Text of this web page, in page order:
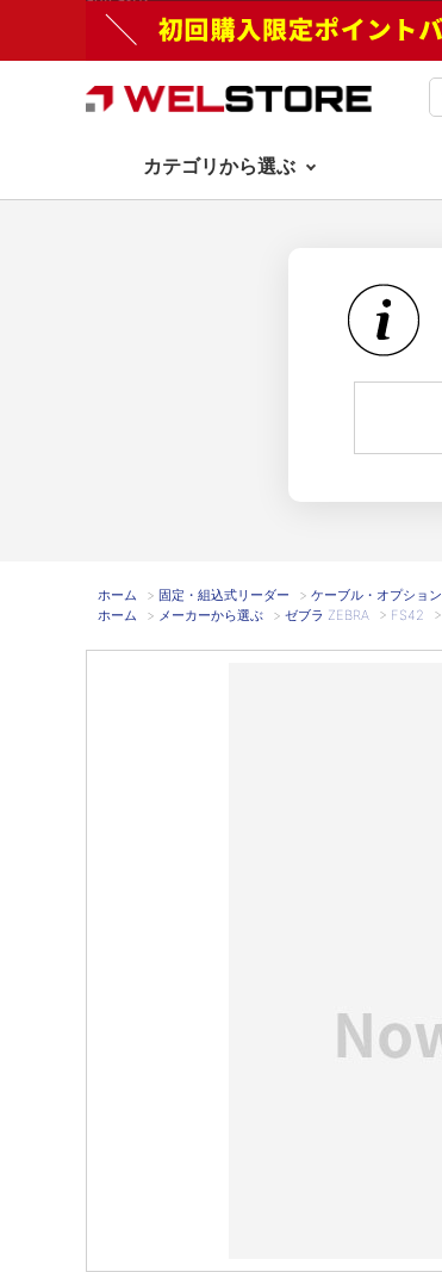
カテゴリから選ぶ
ホーム > 固定・組込式リーダー > ケーブル・オプション
ホーム
> メーカーから選ぶ > ゼブラ ZEBRA > FS42 >